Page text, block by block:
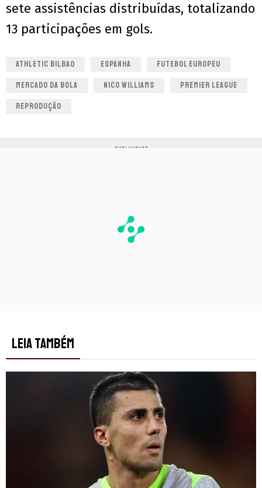
sete assistências distribuídas, totalizando
13 participações em gols.
ATHLETIC BILBAO ESPANHA FUTEBOL EUROPEU
MERCADO DA BOLA NICO WILLIAMS PREMIER LEAGUE
REPRODUÇÃO
PUBLICIDADE
LEIA TAMBÉM